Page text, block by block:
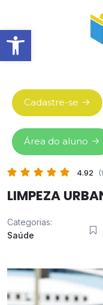
Abrir barra de
Cadastre-se
Área do aluno
4.92
LIMPEZA
Categorias:
Saúde